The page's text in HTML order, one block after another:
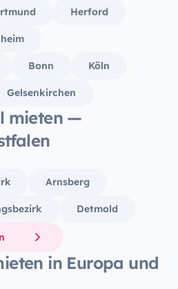
Herford
Bonn Köln
Gelsenkirchen
mieten —
Arnsberg
Detmold
in Europa und